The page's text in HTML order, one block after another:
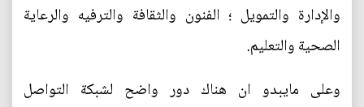
والإدارة والتمويل ؛ الفنون والثقافة والترفيه والرعاية
الصحية والتعليم.
وعلى مايبدو ان هناك دور واضح لشبكة التواصل